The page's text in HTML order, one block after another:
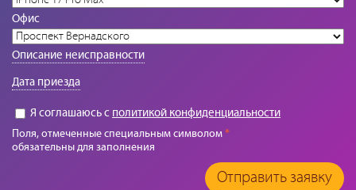
Офис
Описание неисправности
Дата приезда
Я соглашаюсь с политикой конфиденциальности
Поля, отмеченные специальным символом*
обязательны для заполнения
Отправить заявку